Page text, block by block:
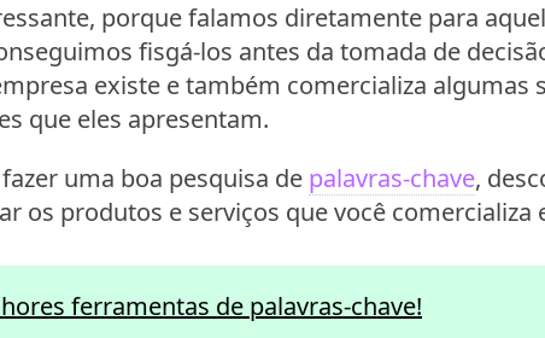
porque falamos diretamente para
fisgá-los antes da tomada de
existe e também comercializa algumas
que eles apresentam.
uma boa pesquisa de palavras-chave,
os produtos e serviços que você comercializa
ferramentas de palavras-chave!